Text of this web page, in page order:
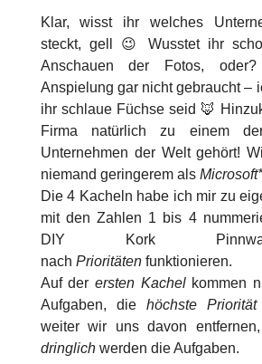
Klar, wisst ihr welches
steckt, gell 😉 Wusstet ihr
Anschauen der Fotos,
Anspielung gar nicht gebraucht –
ihr schlaue Füchse seid 🦊
Firma natürlich zu einem der
Unternehmen der Welt gehört!
niemand geringerem als Microsoft*
Die 4 Kacheln habe ich mir zu
mit den Zahlen 1 bis 4
DIY Kork
nach Prioritätenfunktionieren.
Auf derersten Kachelkommen
Aufgaben, diehöchste Priorität
weiter wir uns davon
dringlichwerden die Aufgaben.